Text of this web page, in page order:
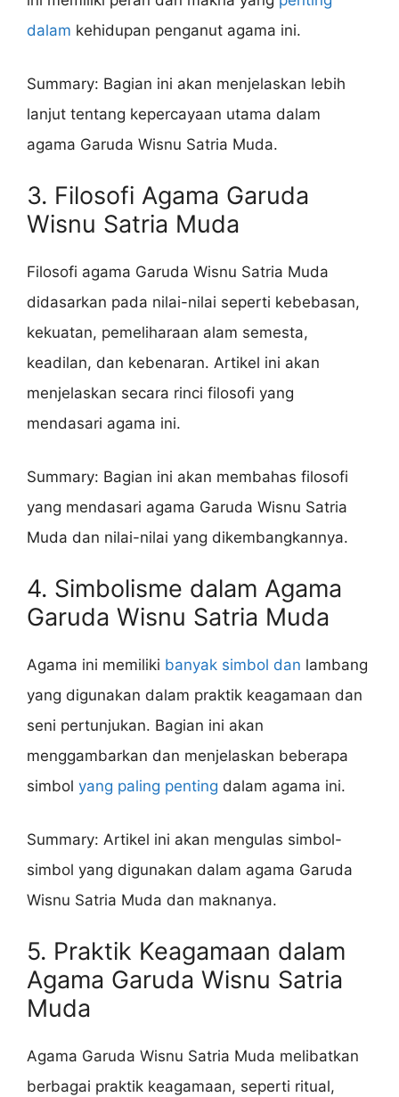
dalam kehidupan penganut agama ini.
Summary: Bagian ini akan menjelaskan lebih
lanjut tentang kepercayaan utama dalam
agama Garuda Wisnu Satria Muda.
3. Filosofi Agama Garuda
Wisnu Satria Muda
Filosofi agama Garuda Wisnu Satria Muda
didasarkan pada nilai-nilai seperti kebebasan,
kekuatan, pemeliharaan alam semesta,
keadilan, dan kebenaran. Artikel ini akan
menjelaskan secara rinci filosofi yang
mendasari agama ini.
Summary: Bagian ini akan membahas filosofi
yang mendasari agama Garuda Wisnu Satria
Muda dan nilai-nilai yang dikembangkannya.
4. Simbolisme dalam Agama
Garuda Wisnu Satria Muda
Agama ini memiliki banyak simbol dan lambang
yang digunakan dalam praktik keagamaan dan
seni pertunjukan. Bagian ini akan
menggambarkan dan menjelaskan beberapa
simbol yang paling penting dalam agama ini.
Summary: Artikel ini akan mengulas simbol-
simbol yang digunakan dalam agama Garuda
Wisnu Satria Muda dan maknanya.
5. Praktik Keagamaan dalam
Agama Garuda Wisnu Satria
Muda
Agama Garuda Wisnu Satria Muda melibatkan
berbagai praktik keagamaan, seperti ritual,